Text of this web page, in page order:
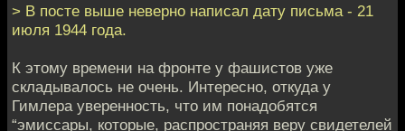
> В посте выше неверно написал дату письма - 21
июля 1944 года.
К этому времени на фронте у фашистов уже
складывалось не очень. Интересно, откуда у
Гимлера уверенность, что им понадобятся
“эмиссары, которые, распространяя веру свидетелей